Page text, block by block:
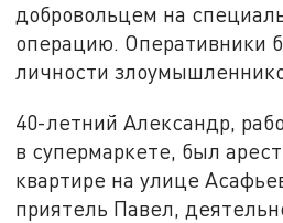
добровольцем на
операцию. Оперативники
личности
40-летний Александр,
в супермаркете, был
квартире на улице
приятель Павел,